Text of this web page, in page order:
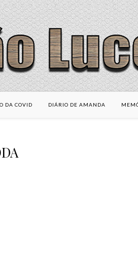
DA COVID DIÁRIO DE AMANDA